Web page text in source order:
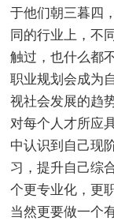
于他们朝三暮四
同的行业上，不
触过，也什么都
职业规划会成为
视社会发展的趋
对每个人才所应
中认识到自己现
习，提升自己综
个更专业化，更
当然更要做一个